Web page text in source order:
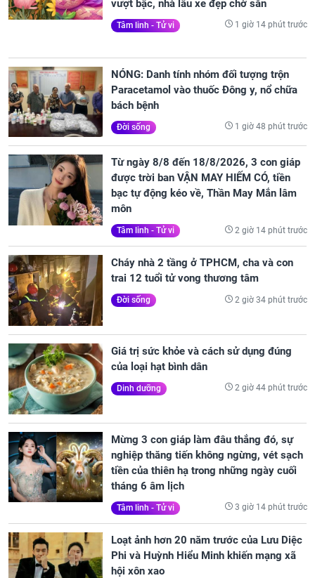
vượt bậc, nhà lầu xe đẹp chờ sẵn
Tâm linh - Tử vi 1 giờ 14 phút trước
NÓNG: Danh tính nhóm đối tượng trộn
Paracetamol vào thuốc Đông y, nổ chữa
bách bệnh
Đời sống 1 giờ 48 phút trước
Từ ngày 8/8 đến 18/8/2026, 3 con giáp
được trời ban VẬN MAY HIẾM CÓ, tiền
bạc tự động kéo về, Thần May Mắn lâm
môn
Tâm linh - Tử vi 2 giờ 14 phút trước
Cháy nhà 2 tầng ở TPHCM, cha và con
trai 12 tuổi tử vong thương tâm
Đời sống 2 giờ 34 phút trước
Giá trị sức khỏe và cách sử dụng đúng
của loại hạt bình dân
Dinh dưỡng 2 giờ 44 phút trước
Mừng 3 con giáp làm đâu thắng đó, sự
nghiệp thăng tiến không ngừng, vét sạch
tiền của thiên hạ trong những ngày cuối
tháng 6 âm lịch
Tâm linh - Tử vi 3 giờ 14 phút trước
Loạt ảnh hơn 20 năm trước của Lưu Diệc
Phi và Huỳnh Hiểu Minh khiến mạng xã
hội xôn xao